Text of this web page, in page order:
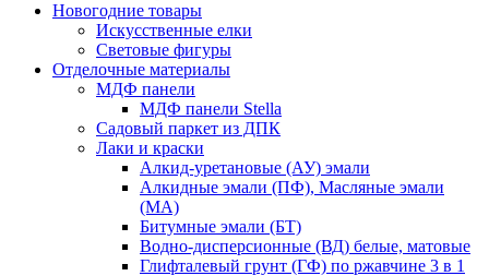
Новогодние товары
Искусственные елки
Световые фигуры
Отделочные материалы
МДФ панели
МДФ панели Stella
Садовый паркет из ДПК
Лаки и краски
Алкид-уретановые (АУ) эмали
Алкидные эмали (ПФ), Масляные эмали
(МА)
Битумные эмали (БТ)
Водно-дисперсионные (ВД) белые, матовые
Глифталевый грунт (ГФ) по ржавчине 3 в 1